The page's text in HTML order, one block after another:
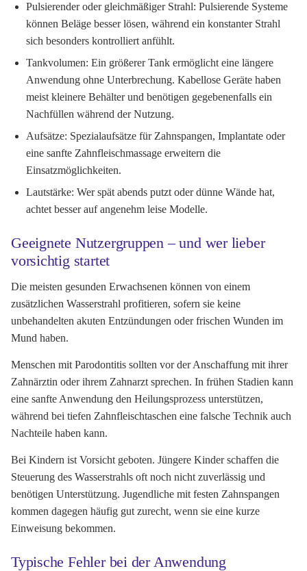
Pulsierender oder gleichmäßiger Strahl: Pulsierende Systeme
können Beläge besser lösen, während ein konstanter Strahl
sich besonders kontrolliert anfühlt.
Tankvolumen: Ein größerer Tank ermöglicht eine längere
Anwendung ohne Unterbrechung. Kabellose Geräte haben
meist kleinere Behälter und benötigen gegebenenfalls ein
Nachfüllen während der Nutzung.
Aufsätze: Spezialaufsätze für Zahnspangen, Implantate oder
eine sanfte Zahnfleischmassage erweitern die
Einsatzmöglichkeiten.
Lautstärke: Wer spät abends putzt oder dünne Wände hat,
achtet besser auf angenehm leise Modelle.
Geeignete Nutzergruppen – und wer lieber
vorsichtig startet
Die meisten gesunden Erwachsenen können von einem
zusätzlichen Wasserstrahl profitieren, sofern sie keine
unbehandelten akuten Entzündungen oder frischen Wunden im
Mund haben.
Menschen mit Parodontitis sollten vor der Anschaffung mit ihrer
Zahnärztin oder ihrem Zahnarzt sprechen. In frühen Stadien kann
eine sanfte Anwendung den Heilungsprozess unterstützen,
während bei tiefen Zahnfleischtaschen eine falsche Technik auch
Nachteile haben kann.
Bei Kindern ist Vorsicht geboten. Jüngere Kinder schaffen die
Steuerung des Wasserstrahls oft noch nicht zuverlässig und
benötigen Unterstützung. Jugendliche mit festen Zahnspangen
kommen dagegen häufig gut zurecht, wenn sie eine kurze
Einweisung bekommen.
Typische Fehler bei der Anwendung